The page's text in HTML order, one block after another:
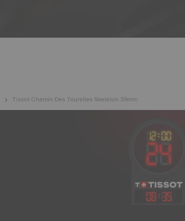
Tissot Chemin Des Tourelles Skeleton 39mm
08: 35